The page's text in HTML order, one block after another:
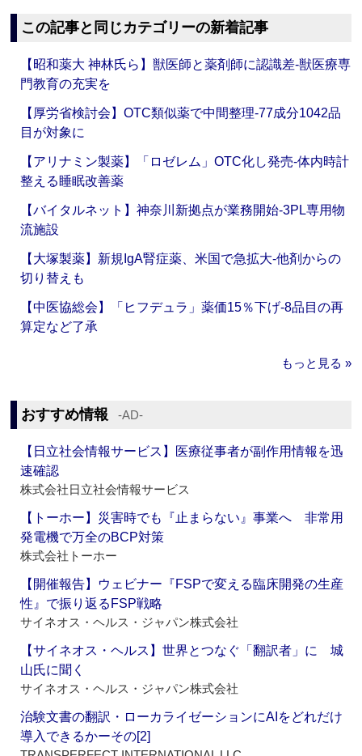
この記事と同じカテゴリーの新着記事
【昭和薬大 神林氏ら】獣医師と薬剤師に認識差‐獣医療専
門教育の充実を
【厚労省検討会】OTC類似薬で中間整理‐77成分1042品
目が対象に
【アリナミン製薬】「ロゼレム」OTC化し発売‐体内時計
整える睡眠改善薬
【バイタルネット】神奈川新拠点が業務開始‐3PL専用物
流施設
【大塚製薬】新規IgA腎症薬、米国で急拡大‐他剤からの
切り替えも
【中医協総会】「ヒフデュラ」薬価15％下げ‐8品目の再
算定など了承
もっと見る »
おすすめ情報 ‐AD‐
【日立社会情報サービス】医療従事者が副作用情報を迅
速確認
株式会社日立社会情報サービス
【トーホー】災害時でも『止まらない』事業へ 非常用
発電機で万全のBCP対策
株式会社トーホー
【開催報告】ウェビナー『FSPで変える臨床開発の生産
性』で振り返るFSP戦略
サイネオス・ヘルス・ジャパン株式会社
【サイネオス・ヘルス】世界とつなぐ「翻訳者」に 城
山氏に聞く
サイネオス・ヘルス・ジャパン株式会社
治験文書の翻訳・ローカライゼーションにAIをどれだけ
導入できるかーその[2]